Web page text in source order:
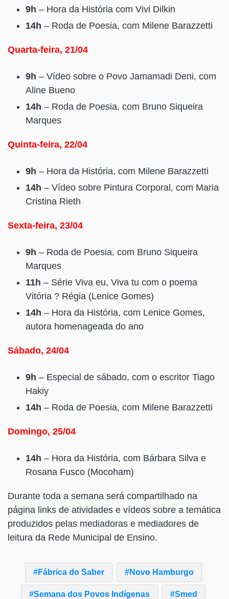
9h – Hora da História com Vivi Dilkin
14h – Roda de Poesia, com Milene Barazzetti
Quarta-feira, 21/04
9h – Vídeo sobre o Povo Jamamadi Deni, com
Aline Bueno
14h – Roda de Poesia, com Bruno Siqueira
Marques
Quinta-feira, 22/04
9h – Hora da História, com Milene Barazzetti
14h – Vídeo sobre Pintura Corporal, com Maria
Cristina Rieth
Sexta-feira, 23/04
9h – Roda de Poesia, com Bruno Siqueira
Marques
11h – Série Viva eu, Viva tu com o poema
Vitória ? Régia (Lenice Gomes)
14h – Hora da História, com Lenice Gomes,
autora homenageada do ano
Sábado, 24/04
9h – Especial de sábado, com o escritor Tiago
Hakiy
14h – Roda de Poesia, com Milene Barazzetti
Domingo, 25/04
14h – Hora da História, com Bárbara Silva e
Rosana Fusco (Mocoham)
Durante toda a semana será compartilhado na
página links de atividades e vídeos sobre a temática
produzidos pelas mediadoras e mediadores de
leitura da Rede Municipal de Ensino.
Fábrica do Saber Novo Hamburgo
Semana dos Povos Indígenas Smed